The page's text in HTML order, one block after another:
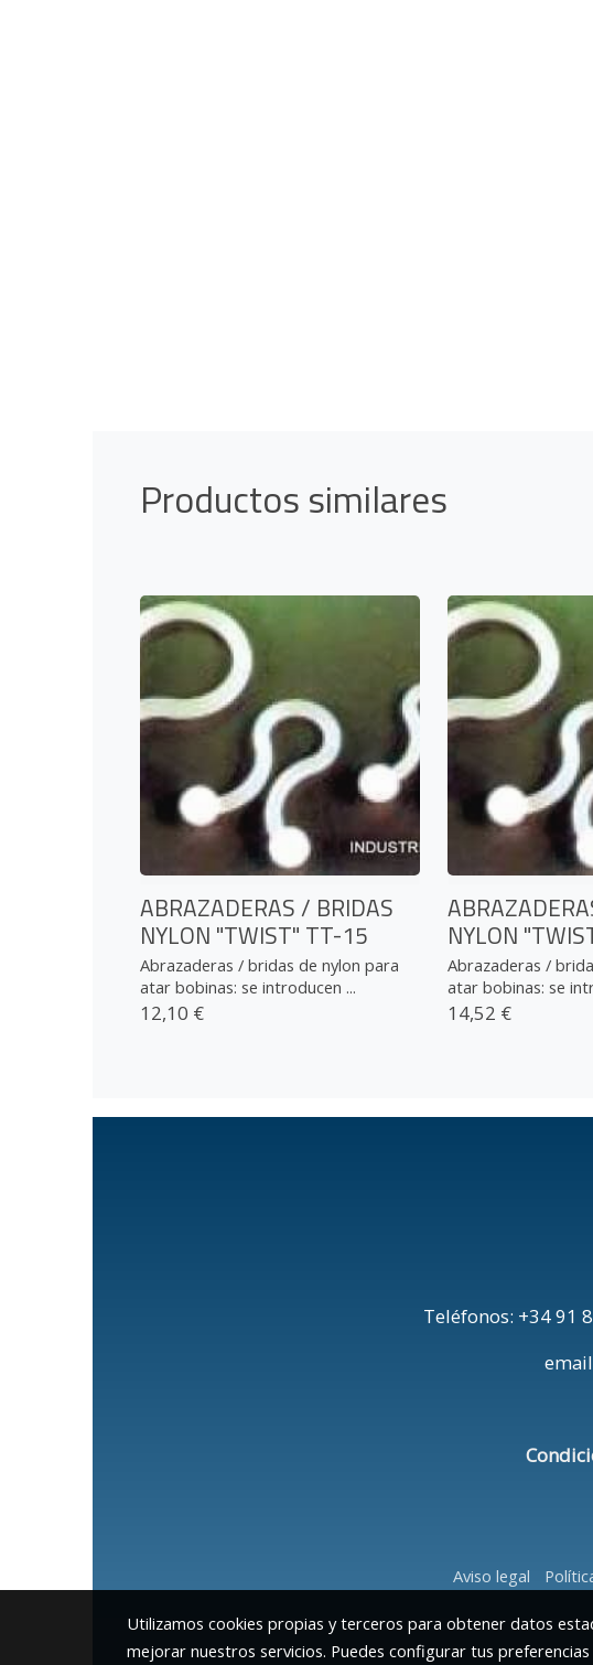
Productos similares
ABRAZADERAS / BRIDAS
NYLON "TWIST" TT-15
Abrazaderas / bridas de nylon para
atar bobinas: se introducen ...
12,10 €
NYLON
Abrazaderas /
atar bobinas: se
14,52 €
Teléfonos: +34 91
Aviso legal
Utilizamos cookies propias y terceros para obtener datos
mejorar nuestros servicios. Puedes configurar tus